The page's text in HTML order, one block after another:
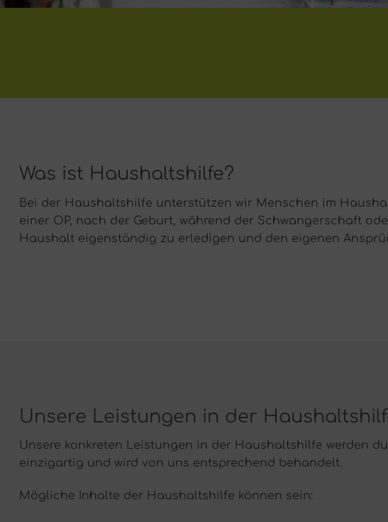
Was ist Haushaltshilfe?
Bei der Haushaltshilfe unterstützen wir Menschen im
einer OP, nach der Geburt, während der Schwangerschaft
Haushalt eigenständig zu erledigen und den eigenen
Unsere Leistungen in der
Unsere konkreten Leistungen in der Haushaltshilfe werden
einzigartig und wird von uns entsprechend behandelt.
Mögliche Inhalte der Haushaltshilfe können sein: